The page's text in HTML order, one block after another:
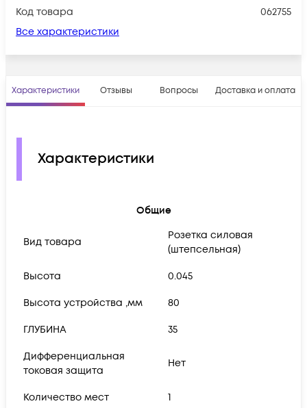
Код товара
062755
Все характеристики
Характеристики Отзывы Вопросы Доставка и оплата
Характеристики
Общие
Вид товара
Розетка силовая
(штепсельная)
Высота 0.045
Высота устройства ,мм 80
ГЛУБИНА 35
Дифференциальная
токовая защита
Нет
Количество мест 1